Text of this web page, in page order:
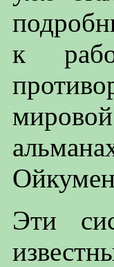
к
Эти